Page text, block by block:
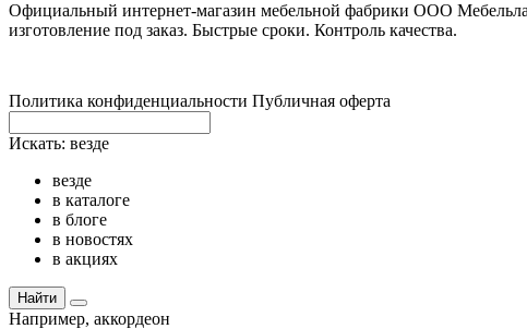
Официальный интернет-магазин мебельной фабрики ООО
изготовление под заказ. Быстрые сроки. Контроль качества.
Политика конфиденциальности Публичная оферта
Искать: везде
везде
в каталоге
в блоге
в новостях
в акциях
Найти
Например, аккордеон